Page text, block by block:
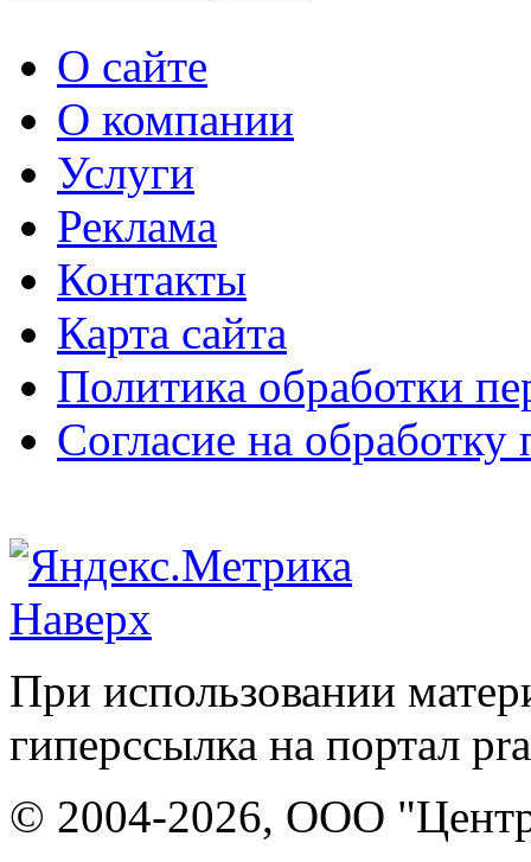
О сайте
О компании
Услуги
Реклама
Контакты
Карта сайта
Политика обработки
Согласие на
Наверх
При использовании
гиперссылка на портал
© 2004-2026, ООО "Центр